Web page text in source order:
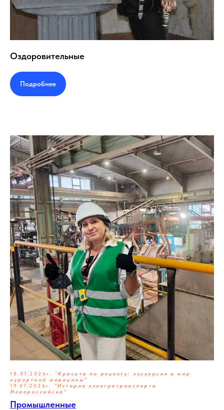
Оздоровительные
Подробнее
18.07.2026г.
"Красота по рецепту: экскурсия в мир
курортной медицины"
19.07.2026г.
"История электротранспорта
Новороссийска"
Промышленные